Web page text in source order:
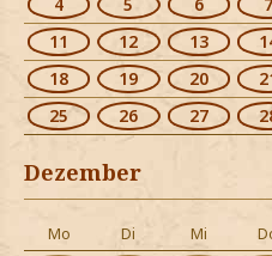
4
5 6 7
11
12 13
18
19 20
25
26 27
Dezember
Mo Di Mi